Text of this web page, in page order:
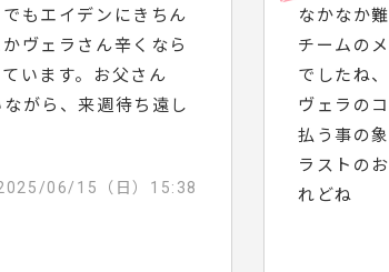
もエイデンにきちん
ヴェラさん辛くなら
います。お父さん
がら、来週待ち遠し
06/15（日）15:38
なかなか
チームの
でしたね、
ヴェラの
払う事の
ラストの
れどね